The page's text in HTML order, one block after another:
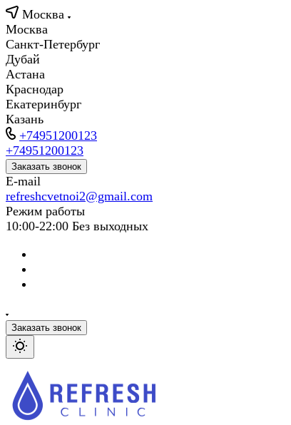
Москва
Москва
Санкт-Петербург
Дубай
Астана
Краснодар
Екатеринбург
Казань
+74951200123
+74951200123
Заказать звонок
E-mail
refreshcvetnoi2@gmail.com
Режим работы
10:00-22:00 Без выходных
Заказать звонок